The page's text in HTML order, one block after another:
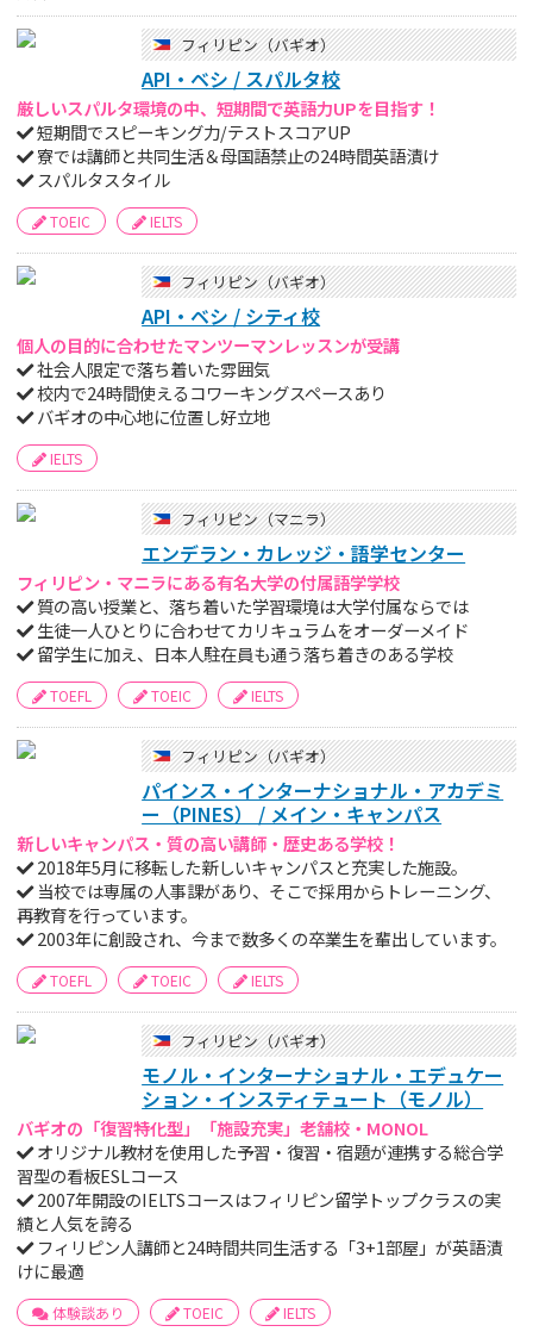
フィリピン（バギオ）
API・ベシ / スパルタ校
厳しいスパルタ環境の中、短期間で英語力UPを目指す！
短期間でスピーキング力/テストスコアUP
寮では講師と共同生活＆母国語禁止の24時間英語漬け
スパルタスタイル
TOEIC IELTS
フィリピン（バギオ）
API・ベシ / シティ校
個人の目的に合わせたマンツーマンレッスンが受講
社会人限定で落ち着いた雰囲気
校内で24時間使えるコワーキングスペースあり
バギオの中心地に位置し好立地
IELTS
フィリピン（マニラ）
エンデラン・カレッジ・語学センター
フィリピン・マニラにある有名大学の付属語学学校
質の高い授業と、落ち着いた学習環境は大学付属ならでは
生徒一人ひとりに合わせてカリキュラムをオーダーメイド
留学生に加え、日本人駐在員も通う落ち着きのある学校
TOEFL TOEIC IELTS
フィリピン（バギオ）
パインス・インターナショナル・アカデミ
ー（PINES） / メイン・キャンパス
新しいキャンパス・質の高い講師・歴史ある学校！
2018年5月に移転した新しいキャンパスと充実した施設。
当校では専属の人事課があり、そこで採用からトレーニング、
再教育を行っています。
2003年に創設され、今まで数多くの卒業生を輩出しています。
TOEFL TOEIC IELTS
フィリピン（バギオ）
モノル・インターナショナル・エデュケー
ション・インスティテュート（モノル）
バギオの「復習特化型」「施設充実」老舗校・MONOL
オリジナル教材を使用した予習・復習・宿題が連携する総合学
習型の看板ESLコース
2007年開設のIELTSコースはフィリピン留学トップクラスの実
績と人気を誇る
フィリピン人講師と24時間共同生活する「3+1部屋」が英語漬
けに最適
体験談あり TOEIC IELTS